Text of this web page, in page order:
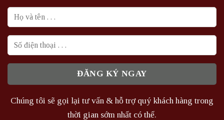
Chúng tôi sẽ gọi lại tư vấn & hỗ trợ quý khách hàng trong
thời gian sớm nhất có thể.